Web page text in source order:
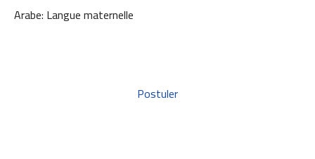
Arabe: Langue maternelle
Postuler